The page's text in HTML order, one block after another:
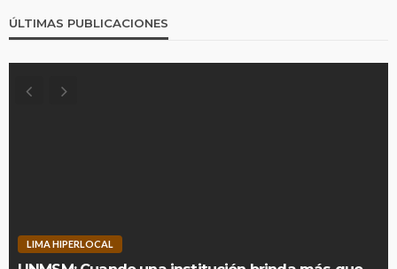
ÚLTIMAS PUBLICACIONES
LIMA HIPERLOCAL